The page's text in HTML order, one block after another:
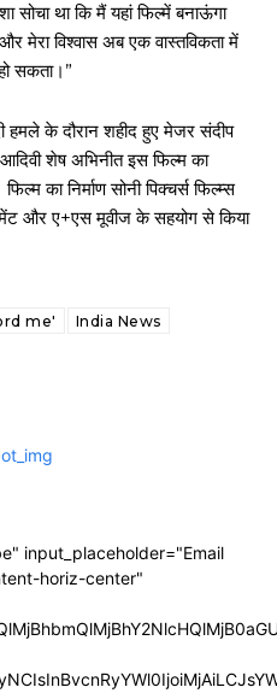
सोचा था कि मैं यहां फिल्में बनाऊंगा
मेरा विश्वास अब एक वास्तविकता में
सकता।”
के दौरान शहीद हुए मेजर संदीप
शेष अभिनीत इस फिल्म का
का निर्माण सोनी पिक्चर्स फिल्म्स
और ए+एस मूवीज के सहयोग से किया
me'
India News
input_placeholder="Email
horiz-center"